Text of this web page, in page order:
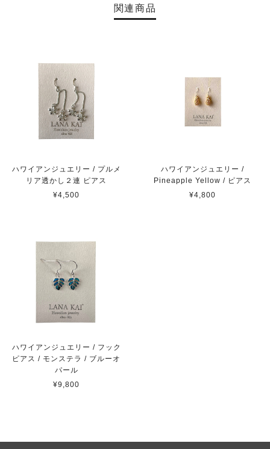
関連商品
ハワイアンジュエリー / プルメ
リア透かし２連 ピアス
¥4,500
ハワイアンジュエリー /
Pineapple Yellow / ピアス
¥4,800
ハワイアンジュエリー / フック
ピアス / モンステラ / ブルーオ
パール
¥9,800